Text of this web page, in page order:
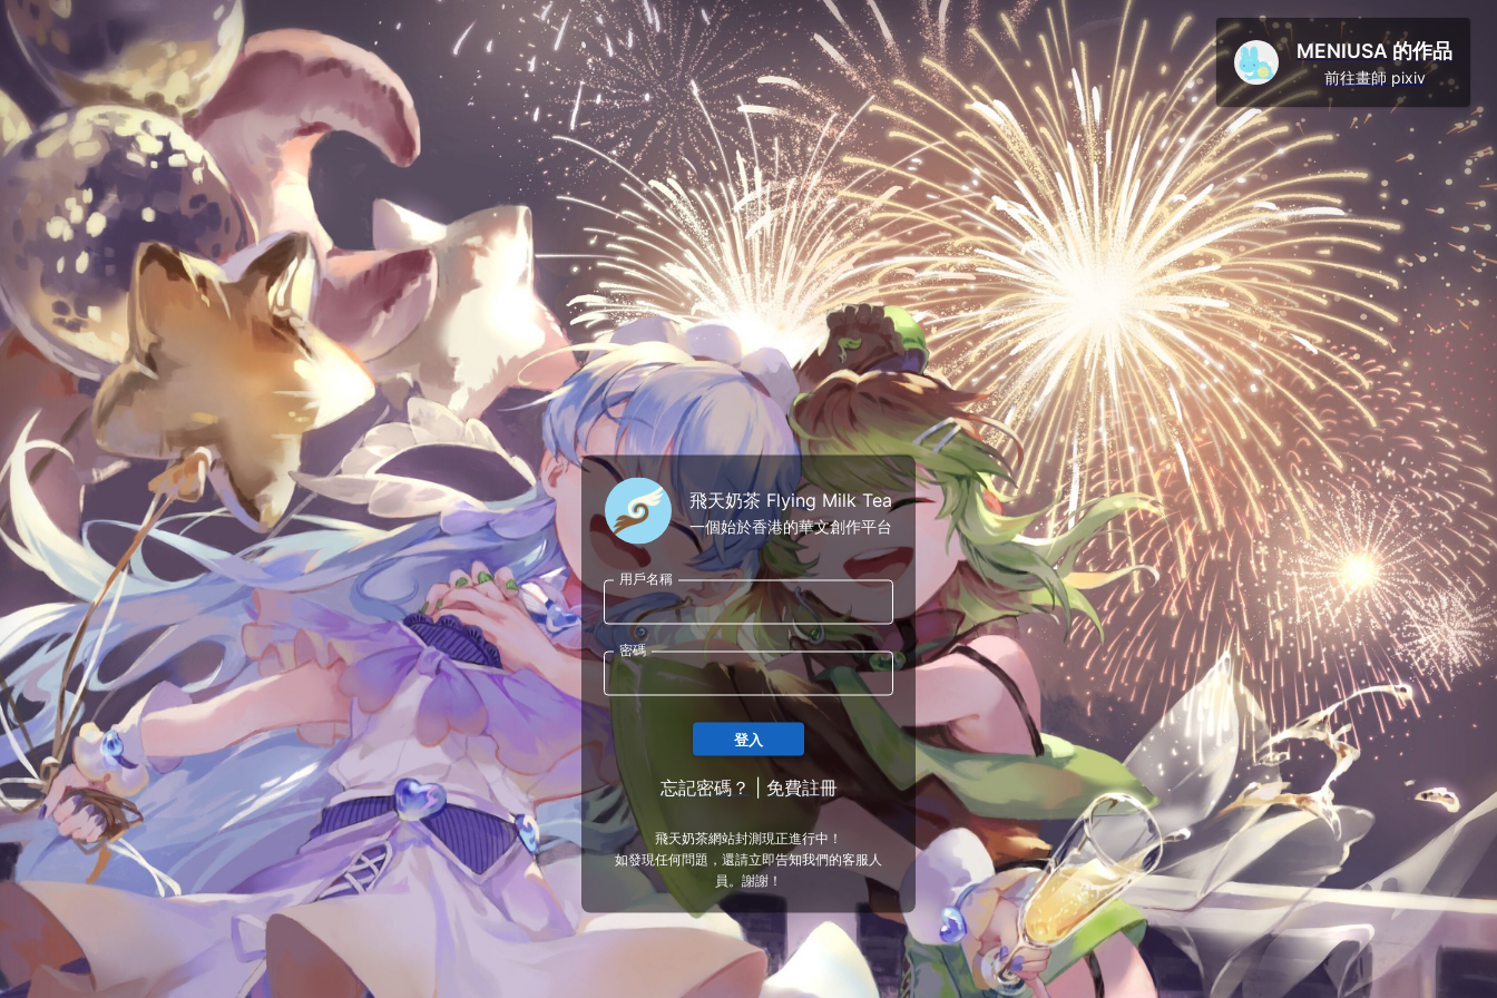
飛天奶茶 Flying Milk Tea
一個始於香港的華文創作平台
用戶名稱
密碼
登入
忘記密碼？ 免費註冊
飛天奶茶網站封測現正進行中！
如發現任何問題，還請立即告知我們的客服人
員。謝謝！
MENIUSA 的作品
前往畫師 pixiv